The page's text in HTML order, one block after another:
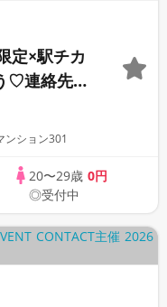
定×駅チカ
♡連絡先交
ンション301
20〜29歳 0円
◎受付中